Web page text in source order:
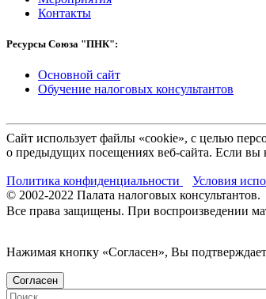
Контакты
Ресурсы Союза "ПНК":
Основной сайт
Обучение налоговых консультантов
Сайт использует файлы «cookie», с целью
о предыдущих посещениях веб-сайта. Если вы
Политика конфиденциальности Условия
© 2002-2022 Палата налоговых консультантов.
Все права защищены. При воспроизведении
Нажимая кнопку «Согласен», Вы
Согласен